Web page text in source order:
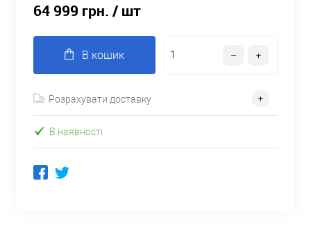
64 999 грн. / шт
В кошик
Розрахувати доставку
В наявності